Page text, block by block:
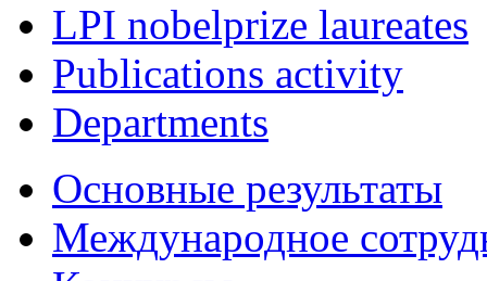
LPI nobelprize laureates
Publications activity
Departments
Основные результаты
Международное